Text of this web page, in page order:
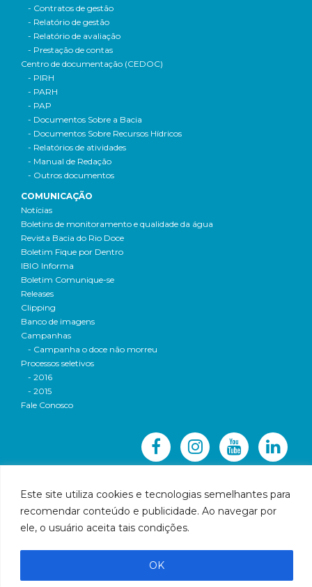
Este site utiliza cookies e tecnologias semelhantes para
recomendar conteúdo e publicidade. Ao navegar por
ele, o usuário aceita tais condições.
OK
- Contratos de gestão
- Relatório de gestão
- Relatório de avaliação
- Prestação de contas
Centro de documentação (CEDOC)
- PIRH
- PARH
- PAP
- Documentos Sobre a Bacia
- Documentos Sobre Recursos Hídricos
- Relatórios de atividades
- Manual de Redação
- Outros documentos
COMUNICAÇÃO
Notícias
Boletins de monitoramento e qualidade da água
Revista Bacia do Rio Doce
Boletim Fique por Dentro
IBIO Informa
Boletim Comunique-se
Releases
Clipping
Banco de imagens
Campanhas
- Campanha o doce não morreu
Processos seletivos
- 2016
- 2015
Fale Conosco
© 2016 CBH-Doce - Todos os direitos reservados
Valadares | Email:cbhbaciadoriodoce@gmail.com